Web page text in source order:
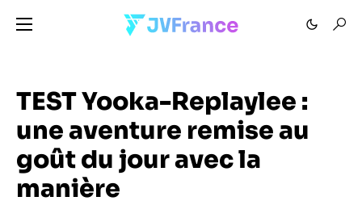
TEST Yooka-Replaylee :
une aventure remise au
goût du jour avec la
manière